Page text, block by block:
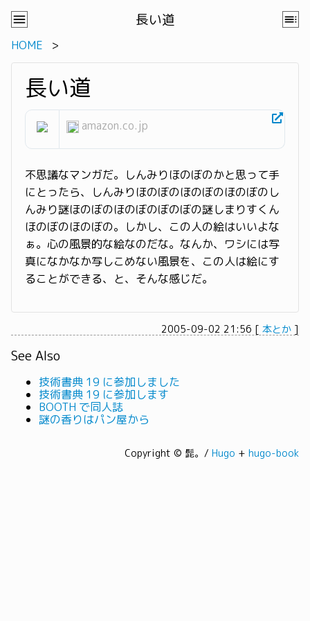
長い道
HOME
長い道
amazon.co.jp
不思議なマンガだ。しんみりほのぼのかと思って手
にとったら、しんみりほのぼのほのぼのほのぼのし
んみり謎ほのぼのほのぼのぼのぼの謎しまりすくん
ほのぼのほのぼの。しかし、この人の絵はいいよな
ぁ。心の風景的な絵なのだな。なんか、ワシには写
真になかなか写しこめない風景を、この人は絵にす
ることができる、と、そんな感じだ。
2005-09-02 21:56 [ 本とか ]
See Also
技術書典 19 に参加しました
技術書典 19 に参加します
BOOTH で同人誌
謎の香りはパン屋から
Copyright © 髭。/ Hugo + hugo-book